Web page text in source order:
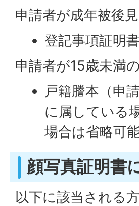
申請者が成年被後
登記事項証明書
申請者が15歳未満
戸籍謄本（申
に属している
場合は省略可
顔写真証明書
以下に該当される